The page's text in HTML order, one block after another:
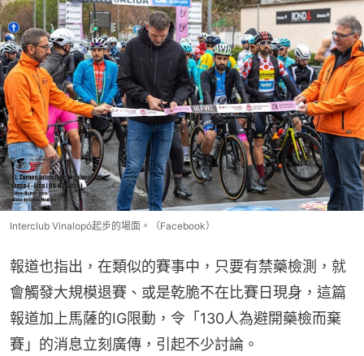
Interclub Vinalopó起步的場面。（Facebook）
報道也指出，在類似的賽事中，只要有禁藥檢測，就
會觸發大規模退賽、或是乾脆不在比賽日現身，這篇
報道加上馬薩的IG限動，令「130人為避開藥檢而棄
賽」的消息立刻廣傳，引起不少討論。